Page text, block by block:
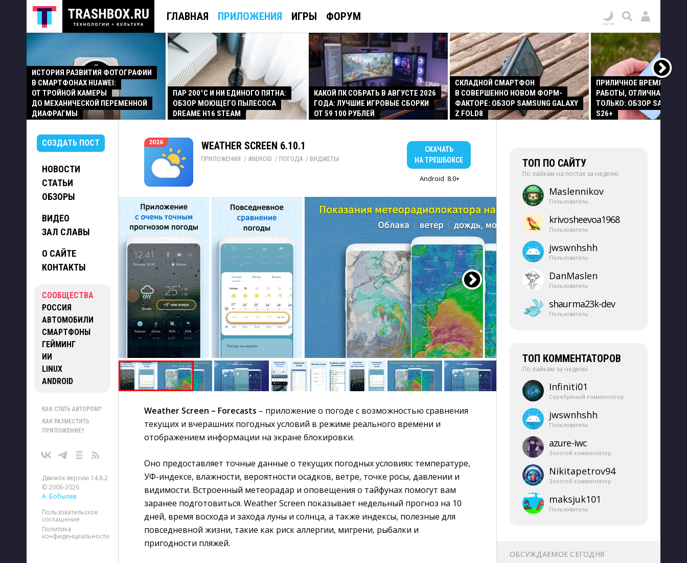
ГЛАВНАЯ ПРИЛОЖЕНИЯ ИГРЫ ФОРУМ
ИСТОРИЯ РАЗВИТИЯ ФОТОГРАФИИ
В СМАРТФОНАХ HUAWEI:
ОТ ТРОЙНОЙ КАМЕРЫ
ДО МЕХАНИЧЕСКОЙ ПЕРЕМЕННОЙ
ДИАФРАГМЫ
ПАР 200°C И НИ ЕДИНОГО ПЯТНА:
ОБЗОР МОЮЩЕГО ПЫЛЕСОСА
DREAME H16 STEAM
КАКОЙ ПК СОБРАТЬ В АВГУСТЕ 2026
ГОДА: ЛУЧШИЕ ИГРОВЫЕ СБОРКИ
ОТ 59 100 РУБЛЕЙ
СКЛАДНОЙ СМАРТФОН
В СОВЕРШЕННО НОВОМ ФОРМ-
ФАКТОРЕ: ОБЗОР SAMSUNG GALAXY
Z FOLD8
ПРИЛИЧНОЕ ВРЕМЯ
РАБОТЫ, ОТЛИЧНАЯ
ТОЛЬКО: ОБЗОР SAMSUNG
S26+
СОЗДАТЬ ПОСТ
НОВОСТИ
СТАТЬИ
ОБЗОРЫ
ВИДЕО
ЗАЛ СЛАВЫ
О САЙТЕ
КОНТАКТЫ
СООБЩЕСТВА
РОССИЯ
АВТОМОБИЛИ
СМАРТФОНЫ
ГЕЙМИНГ
ИИ
LINUX
ANDROID
КАК СТАТЬ АВТОРОМ?
КАК РАЗМЕСТИТЬ
ПРИЛОЖЕНИЕ?
Движок версии 14.8.2
© 2006-2026
А. Бобылев
Пользовательское
соглашение
Политика
конфиденциальности
WEATHER SCREEN 6.10.1
ПРИЛОЖЕНИЯ / ANDROID / ПОГОДА / ВИДЖЕТЫ
СКАЧАТЬ
НА ТРЕШБОКСЕ
Android 8.0+
Weather Screen – Forecasts – приложение о погоде с возможностью сравнения
текущих и вчерашних погодных условий в режиме реального времени и
отображением информации на экране блокировки.
Оно предоставляет точные данные о текущих погодных условиях: температуре,
УФ-индексе, влажности, вероятности осадков, ветре, точке росы, давлении и
видимости. Встроенный метеорадар и оповещения о тайфунах помогут вам
заранее подготовиться. Weather Screen показывает недельный прогноз на 10
дней, время восхода и захода луны и солнца, а также индексы, полезные для
повседневной жизни, такие как риск аллергии, мигрени, рыбалки и
пригодности пляжей.
ТОП ПО САЙТУ
По лайкам на постах за неделю
Maslennikov
Пользователь
krivosheevoa1968
Пользователь
jwswnhshh
Пользователь
DanMaslen
Пользователь
shaurma23k-​dev
Пользователь
ТОП КОММЕНТАТОРОВ
По лайкам за неделю
Infiniti01
Серебряный комментатор
jwswnhshh
Пользователь
azure-​iwc
Золотой комментатор
Nikitapetrov94
Золотой комментатор
maksjuk101
Пользователь
ОБСУЖДАЕМОЕ СЕГОДНЯ